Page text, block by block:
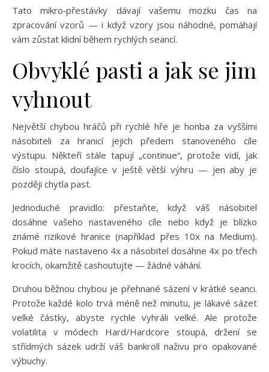
Tato mikro‑přestávky dávají vašemu mozku čas na
zpracování vzorů — i když vzory jsou náhodné, pomáhají
vám zůstat klidní během rychlých seancí.
Obvyklé pasti a jak se jim
vyhnout
Největší chybou hráčů při rychlé hře je honba za vyššími
násobiteli za hranicí jejich předem stanoveného cíle
výstupu. Někteří stále tapují „continue“, protože vidí, jak
číslo stoupá, doufajíce v ještě větší výhru — jen aby je
později chytla past.
Jednoduché pravidlo: přestaňte, když váš násobitel
dosáhne vašeho nastaveného cíle nebo když je blízko
známé rizikové hranice (například přes 10x na Medium).
Pokud máte nastaveno 4x a násobitel dosáhne 4x po třech
krocích, okamžitě cashoutujte — žádné váhání.
Druhou běžnou chybou je přehnané sázení v krátké seanci.
Protože každé kolo trvá méně než minutu, je lákavé sázet
velké částky, abyste rychle vyhráli velké. Ale protože
volatilita v módech Hard/Hardcore stoupá, držení se
střídmých sázek udrží váš bankroll naživu pro opakované
výbuchy.